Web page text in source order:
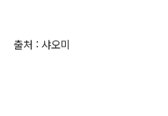
출처 : 샤오미